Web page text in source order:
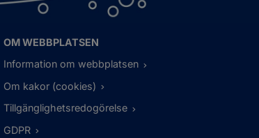
OM WEBBPLATSEN
Information om webbplatsen
Om kakor (cookies)
Tillgänglighetsredogörelse
GDPR